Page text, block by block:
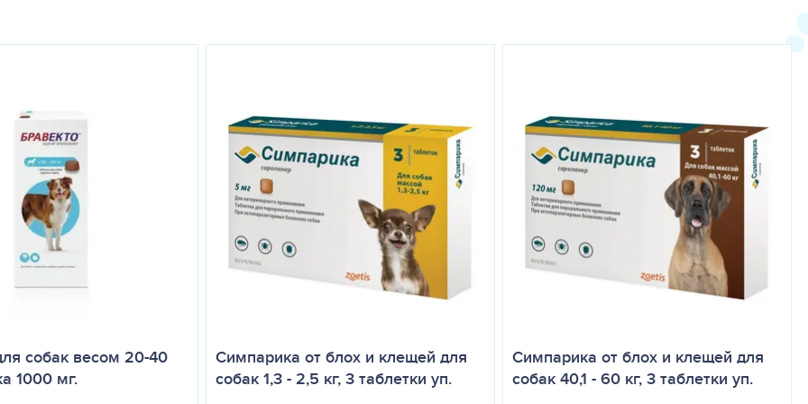
от света месте, отдельно от пищевых продуктов и кормов, при температуре не выше 25 ˚C.
хранения в закрытой упаковке производителя – 2 года со дня производства.
Владельцу животного нет необходимости проводить расчёты нужной дозы, что исключает вероятность ошибки при
на эффективность и безопасность препарата.
случайному вытеканию препарата, обеспечивает максимальную точность нанесения. Содержимое пипетки легко
собак весом 20-40
1000 мг.
Симпарика от блох и клещей для
собак 1,3 - 2,5 кг, 3 таблетки уп.
Симпарика от блох и клещей для
собак 40,1 - 60 кг, 3 таблетки уп.